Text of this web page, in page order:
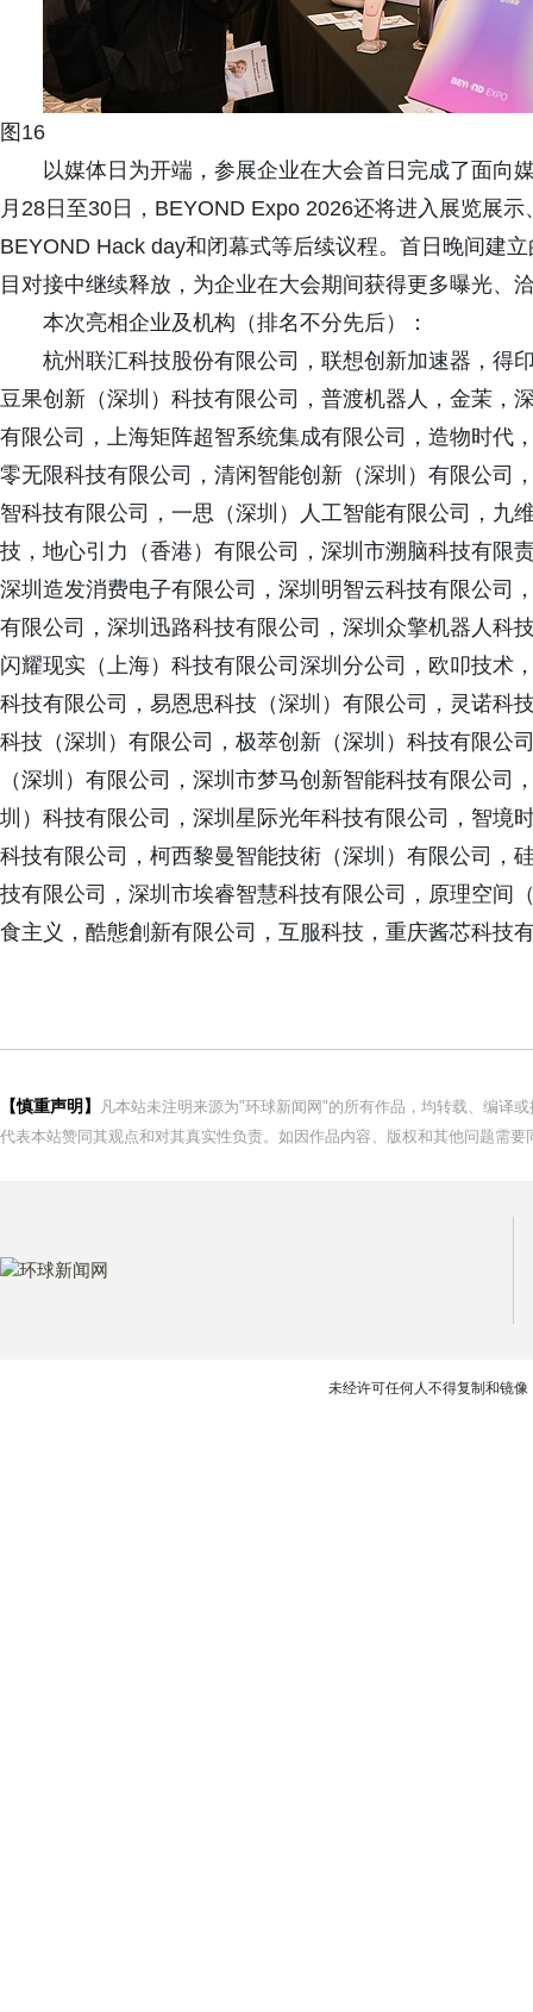
图16
以媒体日为开端，参展企业在大会首日完成了面向
月28日至30日，BEYOND Expo 2026还将进入展览展
BEYOND Hack day和闭幕式等后续议程。首日晚间建
目对接中继续释放，为企业在大会期间获得更多曝光、
本次亮相企业及机构（排名不分先后）：
杭州联汇科技股份有限公司，联想创新加速器，得
豆果创新（深圳）科技有限公司，普渡机器人，金茉，
有限公司，上海矩阵超智系统集成有限公司，造物时代
零无限科技有限公司，清闲智能创新（深圳）有限公司
智科技有限公司，一思（深圳）人工智能有限公司，九
技，地心引力（香港）有限公司，深圳市溯脑科技有限
深圳造发消费电子有限公司，深圳明智云科技有限公司
有限公司，深圳迅路科技有限公司，深圳众擎机器人科
闪耀现实（上海）科技有限公司深圳分公司，欧叩技术
科技有限公司，易恩思科技（深圳）有限公司，灵诺科
科技（深圳）有限公司，极萃创新（深圳）科技有限公
（深圳）有限公司，深圳市梦马创新智能科技有限公
圳）科技有限公司，深圳星际光年科技有限公司，智境
科技有限公司，柯西黎曼智能技術（深圳）有限公司，
技有限公司，深圳市埃睿智慧科技有限公司，原理空间
食主义，酷態創新有限公司，互服科技，重庆酱芯科技
【慎重声明】
凡本站未注明来源为"环球新闻网"的所有作品，均转载、编译
代表本站赞同其观点和对其真实性负责。如因作品内容、版权和其他问题需
未经许可任何人不得复制和镜